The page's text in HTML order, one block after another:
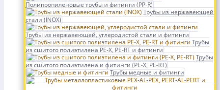
Полипропиленовые трубы и фитинги (PP-R)
Трубы из нержавеющей
стали (INOX)
Трубы из нержавеющей, углеродистой стали и фитинги
Трубы
из сшитого полиэтилена PE-X, PE-RT и фитинги
Трубы
из сшитого полиэтилена и фитинги (PE-X, PE-RT)
Трубы медные и фитинги